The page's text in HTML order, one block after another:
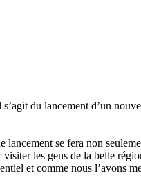
du lancement d’un
lancement se fera non
les gens de la belle
et comme nous l’avons